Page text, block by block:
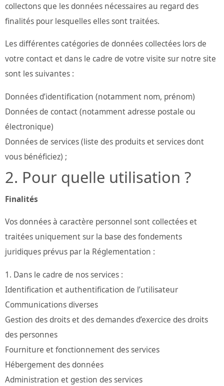
collectons que les données nécessaires au regard des
finalités pour lesquelles elles sont traitées.
Les différentes catégories de données collectées lors de
votre contact et dans le cadre de votre visite sur notre site
sont les suivantes :
Données d’identification (notamment nom, prénom)
Données de contact (notamment adresse postale ou
électronique)
Données de services (liste des produits et services dont
vous bénéficiez) ;
Pour quelle utilisation ?
Finalités
Vos données à caractère personnel sont collectées et
traitées uniquement sur la base des fondements
juridiques prévus par la Réglementation :
Dans le cadre de nos services :
Identification et authentification de l’utilisateur
Communications diverses
Gestion des droits et des demandes d’exercice des droits
des personnes
Fourniture et fonctionnement des services
Hébergement des données
Administration et gestion des services